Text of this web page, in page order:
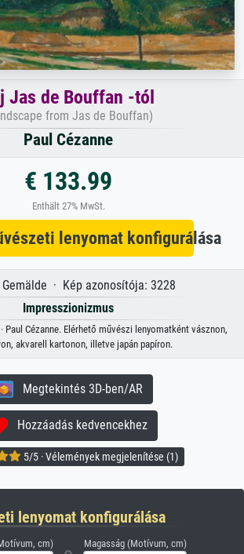
Jas de Bouffan -tól
from Jas de Bouffan)
Paul Cézanne
€ 133.99
Enthält 27% MwSt.
lenyomat konfigurálása
· Kép azonosítója: 3228
Impresszionizmus
Paul Cézanne. Elérhető művészi lenyomatként vásznon,
akvarell kartonon, illetve japán papíron.
Megtekintés 3D-ben/AR
Hozzáadás kedvencekhez
5/5 · Vélemények megjelenítése (1)
lenyomat konfigurálása
cm) Magasság (Motívum, cm)